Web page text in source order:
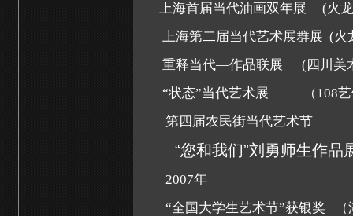
上海首届当代油画双年展
(火
上海第二届当代艺术展群展 (火
重释当代—作品联展 (四川美
“状态”当代艺术展
（108
第四届农民街当代艺
“您和我们”刘勇师生作品
2007年
“全国大学生艺术节”获银奖 （